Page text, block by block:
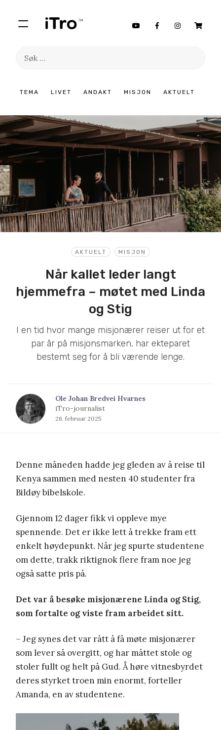
TEMA LIVET ANDAKT MISJON AKTUELT
Søk
innhold
AKTUELT MISJON
Når kallet leder langt
hjemmefra – møtet med Linda
og Stig
I en tid hvor mange misjonærer reiser ut for et
par år på misjonsmarken, har ekteparet
bestemt seg for å bli værende lenge.
Ole Johan Bredvei Hvarnes
iTro-journalist
26. februar 2025
Denne måneden hadde jeg gleden av å reise til
Kenya sammen med nesten 40 studenter fra
Bildøy bibelskole.
Gjennom 12 dager fikk vi oppleve mye
spennende. Det er ikke lett å trekke fram ett
enkelt høydepunkt. Når jeg spurte studentene
om dette, trakk riktignok flere fram noe jeg
også satte pris på.
Det var å besøke misjonærene Linda og Stig,
som fortalte og viste fram arbeidet sitt.
– Jeg synes det var rått å få møte misjonærer
som lever så overgitt, og har måttet stole og
stoler fullt og helt på Gud. Å høre vitnesbyrdet
deres styrket troen min enormt, forteller
Amanda, en av studentene.